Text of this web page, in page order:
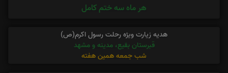
هر ماه سه ختم کامل
هدیه زیارت ویژه رحلت رسول اکرم(ص)
قبرستان بقیع، مدینه و مشهد
شب جمعه همین هفته